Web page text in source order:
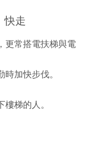
快走
更常搭電扶梯與電
加快步伐。
梯的人。